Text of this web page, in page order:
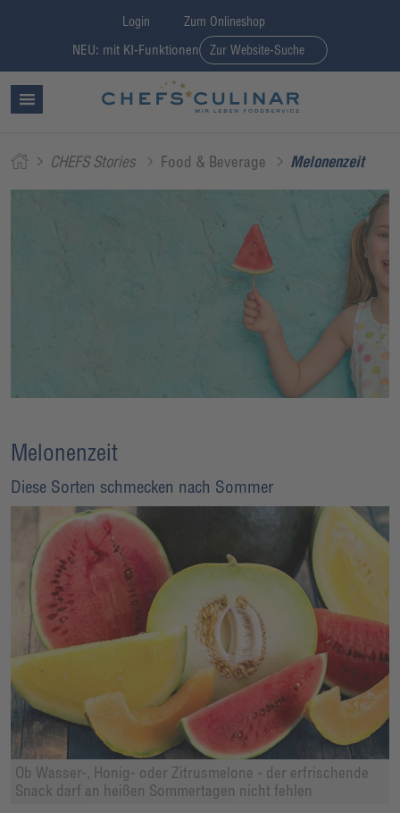
Login Zum Onlineshop
NEU: mit KI-Funktionen Zur Website-Suche
CHEFS Stories Food & Beverage Melonenzeit
Melonenzeit
Diese Sorten schmecken nach Sommer
Ob Wasser-, Honig- oder Zitrusmelone - der erfrischende
Snack darf an heißen Sommertagen nicht fehlen